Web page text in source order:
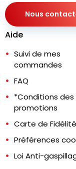
Nous
Aide
Suivi de mes
commandes
FAQ
*Conditions des
promotions
Carte de
Préférences
Loi Anti-